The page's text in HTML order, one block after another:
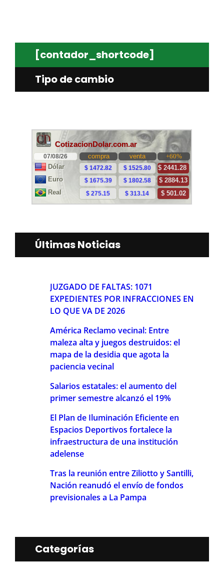
[contador_shortcode]
Tipo de cambio
Últimas Noticias
JUZGADO DE FALTAS: 1071
EXPEDIENTES POR INFRACCIONES EN
LO QUE VA DE 2026
América Reclamo vecinal: Entre
maleza alta y juegos destruidos: el
mapa de la desidia que agota la
paciencia vecinal
Salarios estatales: el aumento del
primer semestre alcanzó el 19%
El Plan de Iluminación Eficiente en
Espacios Deportivos fortalece la
infraestructura de una institución
adelense
Tras la reunión entre Ziliotto y Santilli,
Nación reanudó el envío de fondos
previsionales a La Pampa
Categorías